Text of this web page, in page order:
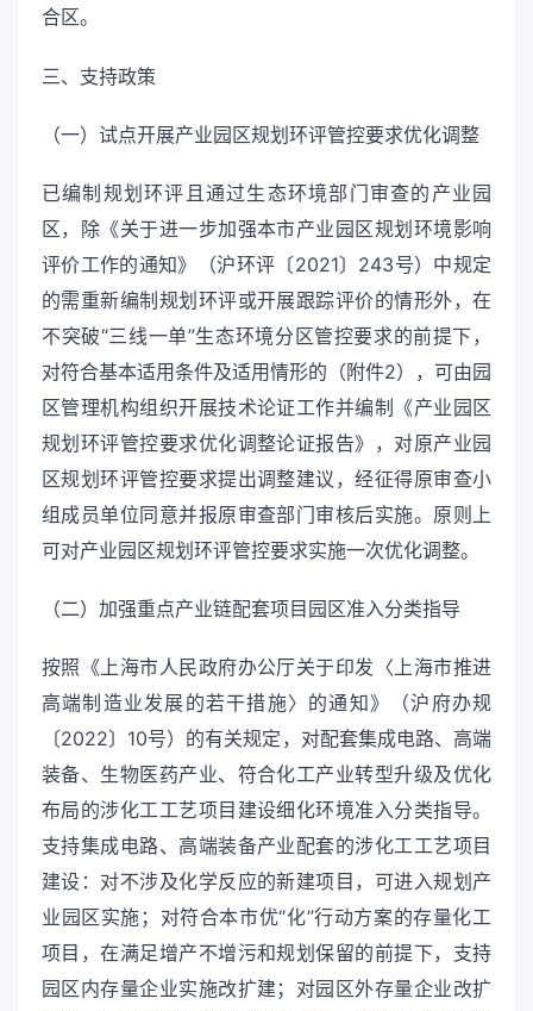
合区。
三、支持政策
（一）试点开展产业园区规划环评管控要求优化调整
已编制规划环评且通过生态环境部门审查的产业园
区，除《关于进一步加强本市产业园区规划环境影响
评价工作的通知》（沪环评〔2021〕243号）中规定
的需重新编制规划环评或开展跟踪评价的情形外，在
不突破“三线一单”生态环境分区管控要求的前提下，
对符合基本适用条件及适用情形的（附件2），可由园
区管理机构组织开展技术论证工作并编制《产业园区
规划环评管控要求优化调整论证报告》，对原产业园
区规划环评管控要求提出调整建议，经征得原审查小
组成员单位同意并报原审查部门审核后实施。原则上
可对产业园区规划环评管控要求实施一次优化调整。
（二）加强重点产业链配套项目园区准入分类指导
按照《上海市人民政府办公厅关于印发〈上海市推进
高端制造业发展的若干措施〉的通知》（沪府办规
〔2022〕10号）的有关规定，对配套集成电路、高端
装备、生物医药产业、符合化工产业转型升级及优化
布局的涉化工工艺项目建设细化环境准入分类指导。
支持集成电路、高端装备产业配套的涉化工工艺项目
建设：对不涉及化学反应的新建项目，可进入规划产
业园区实施；对符合本市优“化”行动方案的存量化工
项目，在满足增产不增污和规划保留的前提下，支持
园区内存量企业实施改扩建；对园区外存量企业改扩